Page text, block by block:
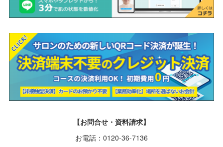
【お問合せ・資料請求】
お電話：0120-36-7136